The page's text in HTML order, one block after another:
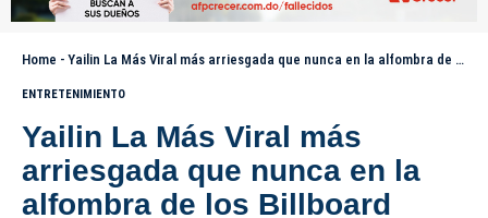
Home - Yailin La Más Viral más arriesgada que nunca en la alfombra de los Billboard
ENTRETENIMIENTO
Yailin La Más Viral más
arriesgada que nunca en la
alfombra de los Billboard